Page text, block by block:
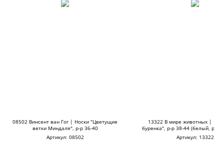
08502 Винсент ван Гог | Носки "Цветущие
ветки Миндаля", р-р 36-40
Артикул: 08502
13322 В мире животных |
буренка", р-р 38-44 (белый,
и мысок)
Артикул: 13322